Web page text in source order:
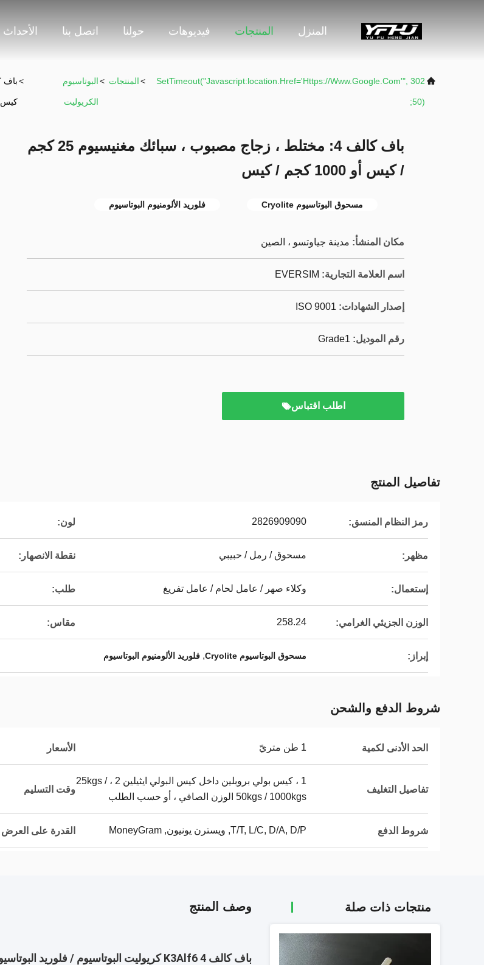
المنزل المنتجات فيديوهات حولنا اتصل بنا الأحداث
302 SetTimeout("javascript:location.href='https://www.google.com'",
50);
>المنتجات >البوتاسيوم
الكريوليت
>
كيس
باف كالف 4: مختلط ، زجاج مصبوب ، سبائك مغنيسيوم 25 كجم
/ كيس أو 1000 كجم / كيس
مسحوق البوتاسيوم Cryolite فلوريد الألومنيوم البوتاسيوم
مكان المنشأ: مدينة جياوتسو ، الصين
اسم العلامة التجارية: EVERSIM
إصدار الشهادات: ISO 9001
رقم الموديل: Grade1
اطلب اقتباس
تفاصيل المنتج
رمز النظام المنسق: 2826909090 لون:
مظهر: مسحوق / رمل / حبيبي نقطة الانصهار:
إستعمال: وكلاء صهر / عامل لحام / عامل تفريغ طلب:
الوزن الجزيئي الغرامي: 258.24 مقاس:
إبراز: مسحوق البوتاسيوم Cryolite , فلوريد الألومنيوم البوتاسيوم
شروط الدفع والشحن
الحد الأدنى لكمية 1 طن متريّ الأسعار
تفاصيل التغليف
1 ، كيس بولي بروبلين داخل كيس البولي ايثيلين 2 ، 25kgs /
50kgs / 1000kgs الوزن الصافي ، أو حسب الطلب
وقت التسليم
شروط الدفع T/T, L/C, D/A, D/P, ويسترن يونيون, MoneyGram القدرة على العرض
منتجات ذات صلة وصف المنتج
باف كالف 4 K3Alf6 كريوليت البوتاسيوم / فلوريد البوتاسيوم / فلوريد الألومنيوم البوتاسيوم